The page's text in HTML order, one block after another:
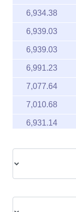
6,934.38
6,939.03
6,939.03
6,991.23
7,077.64
7,010.68
6,931.14
7,052.16
7,093.24